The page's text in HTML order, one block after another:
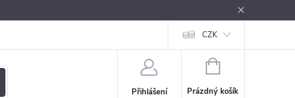
Vše o e-kouření Nákupní rádce
CZK
Přihlášení
NÁKUPNÍ
Prázdný košík